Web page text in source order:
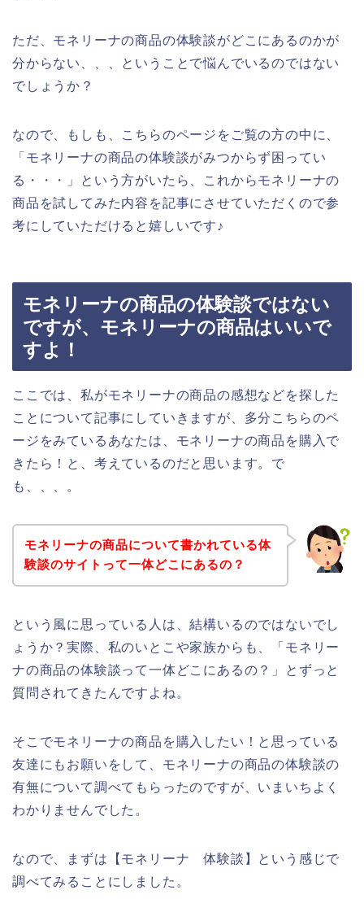
ただ、モネリーナの商品の体験談がどこにあるのかが
分からない、、、ということで悩んでいるのではない
でしょうか？
なので、もしも、こちらのページをご覧の方の中に、
「モネリーナの商品の体験談がみつからず困ってい
る・・・」という方がいたら、これからモネリーナの
商品を試してみた内容を記事にさせていただくので参
考にしていただけると嬉しいです♪
モネリーナの商品の体験談ではない
ですが、モネリーナの商品はいいで
すよ！
ここでは、私がモネリーナの商品の感想などを探した
ことについて記事にしていきますが、多分こちらのペ
ージをみているあなたは、モネリーナの商品を購入で
きたら！と、考えているのだと思います。で
も、、、。
モネリーナの商品について書かれている体
験談のサイトって一体どこにあるの？
という風に思っている人は、結構いるのではないでし
ょうか？実際、私のいとこや家族からも、「モネリー
ナの商品の体験談って一体どこにあるの？」とずっと
質問されてきたんですよね。
そこでモネリーナの商品を購入したい！と思っている
友達にもお願いをして、モネリーナの商品の体験談の
有無について調べてもらったのですが、いまいちよく
わかりませんでした。
なので、まずは【モネリーナ 体験談】という感じで
調べてみることにしました。